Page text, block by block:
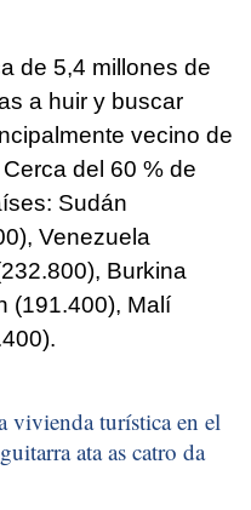
de 5,4 millones de
a huir y buscar
vecino de
del 60 % de
Sudán
Venezuela
Burkina
(191.400), Malí
vivienda turística en el
ata as catro da